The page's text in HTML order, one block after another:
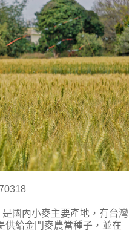
國內小麥主要產地，有台灣
供給金門麥農當種子，並在